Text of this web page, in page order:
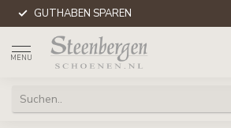
GUTHABEN SPAREN
MENU